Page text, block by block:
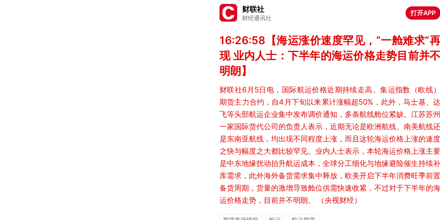
财联社
财经通讯社
打开APP
16:26:58【海运涨价速度罕见，“一舱难求”再
现 业内人士：下半年的海运价格走势目前并不
明朗】
财联社6月5日电，国际航运价格近期持续走高。集运指数（欧线）
期货主力合约，自4月下旬以来累计涨幅超50%，此外，马士基、达
飞等头部航运企业集中发布调价通知，多条航线舱位紧缺。江苏苏州
一家国际货代公司的负责人表示，近期无论是欧洲航线、南美航线还
是东南亚航线，均出现不同程度上涨，而且这轮海运价格上涨的速度
之快与幅度之大都比较罕见。业内人士表示，本轮海运价格上涨主要
是中东地缘扰动抬升航运成本，全球分工细化与地缘避险催生持续补
库需求，此外海外备货需求集中释放，欧美开启下半年消费旺季前置
备货周期，货量的激增导致舱位供需快速收紧，不过对于下半年的海
运价格走势，目前并不明朗。 （央视财经）